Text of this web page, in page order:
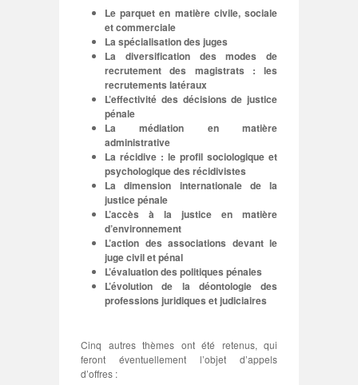
Le parquet en matière civile, sociale
et commerciale
La spécialisation des juges
La diversification des modes de
recrutement des magistrats : les
recrutements latéraux
L’effectivité des décisions de justice
pénale
La médiation en matière
administrative
La récidive : le profil sociologique et
psychologique des récidivistes
La dimension internationale de la
justice pénale
L’accès à la justice en matière
d’environnement
L’action des associations devant le
juge civil et pénal
L’évaluation des politiques pénales
L’évolution de la déontologie des
professions juridiques et judiciaires
Cinq autres thèmes ont été retenus, qui
feront éventuellement l’objet d’appels
d’offres :